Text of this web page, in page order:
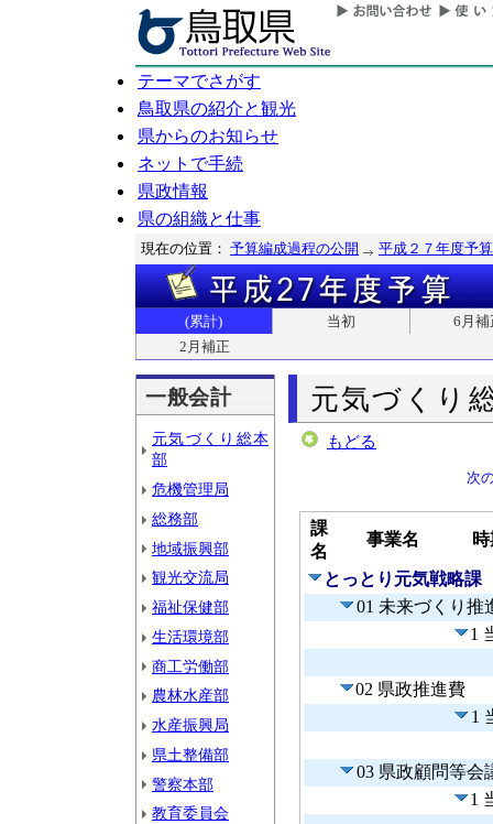
テーマでさがす
鳥取県の紹介と観光
県からのお知らせ
ネットで手続
県政情報
県の組織と仕事
現在の位置： 予算編成過程の公開 平成２７年度予算
(累計) 当初
6月補
2月補正
一般会計
元気づくり総本
部
危機管理局
総務部
地域振興部
観光交流局
福祉保健部
生活環境部
商工労働部
農林水産部
水産振興局
県土整備部
警察本部
教育委員会
元気づくり
もどる
次
課
名
事業名
とっとり元気戦略課
01 未来づくり推
1
02 県政推進費
1
03 県政顧問等会
1